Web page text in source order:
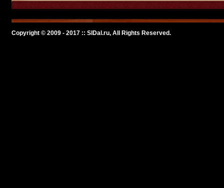
Copyright © 2009 - 2017 :: SlDal.ru, All Rights Reserved.